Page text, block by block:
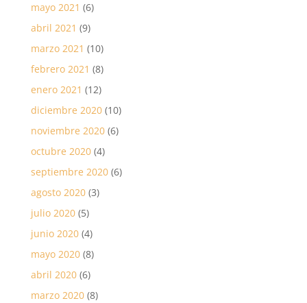
mayo 2021 (6)
abril 2021 (9)
marzo 2021 (10)
febrero 2021 (8)
enero 2021 (12)
diciembre 2020(10)
noviembre 2020(6)
octubre 2020(4)
septiembre 2020(6)
agosto 2020(3)
julio 2020(5)
junio 2020(4)
mayo 2020(8)
abril 2020(6)
marzo 2020(8)